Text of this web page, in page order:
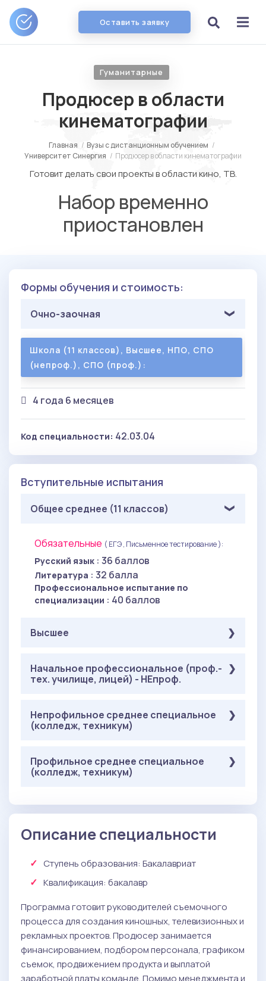
Оставить заявку
Гуманитарные
Продюсер в области
кинематографии
Главная / Вузы с дистанционным обучением /
Университет Синергия / Продюсер в области кинематографии
Готовит делать свои проекты в области кино, ТВ.
Набор временно
приостановлен
Формы обучения и стоимость:
Очно-заочная
Школа (11 классов), Высшее, НПО, СПО
(непроф.), СПО (проф.):
4 года 6 месяцев
Код специальности: 42.03.04
Вступительные испытания
Общее среднее (11 классов)
Обязательные ( ЕГЭ , Письменное тестирование ):
Русский язык : 36 баллов
Литература : 32 балла
Профессиональное испытание по
специализации : 40 баллов
Высшее
Обязательные( Письменное тестирование ):
Русский язык : 36 баллов
Профессиональное испытание по
специализации: 40 баллов
Начальное профессиональное (проф.-
тех. училище, лицей) - НЕпроф.
Обязательные ( Письменное тестирование ):
Русский язык: 36 баллов
Профессиональное испытание по
специализации: 40 баллов
Непрофильное среднее специальное
(колледж, техникум)
Обязательные( Письменное тестирование ):
Русский язык: 36 баллов
Профессиональное испытание по
специализации: 40 баллов
Профильное среднее специальное
(колледж, техникум)
Обязательные( Письменное тестирование ):
История литературы: 40 баллов
специализации: 40 баллов
Описание специальности
Ступень образования: Бакалавриат
Квалификация: бакалавр
Программа готовит руководителей съемочного
процесса для создания киношных, телевизионных и
рекламных проектов. Продюсер занимается
финансированием, подбором персонала, графиком
съемок, продвижением продукта и выплатой
заработной платы команде. Помимо менеджмента и